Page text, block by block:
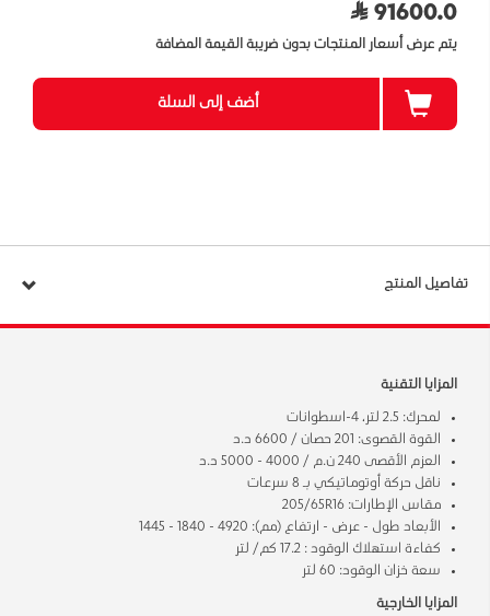
91600.0
يتم عرض أسعار المنتجات بدون ضريبة القيمة المضافة
أضف إلى السلة
تفاصيل المنتج
المزايا التقنية
لمحرك: 2.5 لتر، 4-اسطوانات
القوة القصوى: 201 حصان / 6600 د.د
العزم الأقصى 240 ن.م / 4000 - 5000 د.د
ناقل حركة أوتوماتيكي بـ 8 سرعات
مقاس الإطارات: 205/65R16
الأبعاد طول - عرض - ارتفاع (مم): 4920 - 1840 - 1445
كفاءة استهلاك الوقود : 17.2 كم/ لتر
سعة خزان الوقود: 60 لتر
المزايا الخارجية